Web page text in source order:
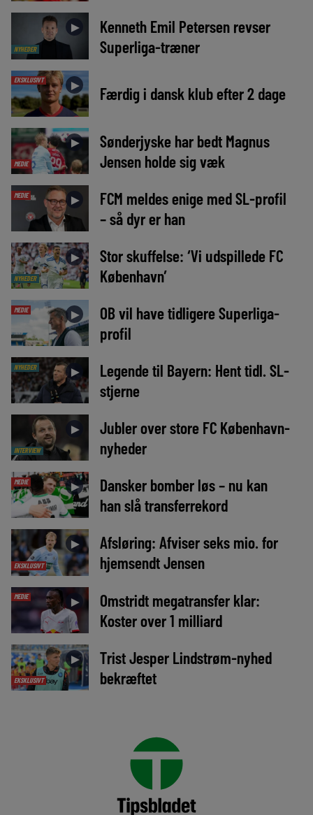
NYHEDER
►
Kenneth Emil Petersen revser
Superliga-træner
EKSKLUSIVT ► Færdig i dansk klub efter 2 dage
MEDIE
►
Sønderjyske har bedt Magnus
Jensen holde sig væk
MEDIE ►
FCM meldes enige med SL-profil
– så dyr er han
NYHEDER
►
Stor skuffelse: ‘Vi udspillede FC
København’
MEDIE ►
OB vil have tidligere Superliga-
profil
NYHEDER ►
Legende til Bayern: Hent tidl. SL-
stjerne
INTERVIEW
►
Jubler over store FC København-
nyheder
MEDIE ►
Dansker bomber løs – nu kan
han slå transferrekord
EKSKLUSIVT
►
Afsløring: Afviser seks mio. for
hjemsendt Jensen
MEDIE ►
Omstridt megatransfer klar:
Koster over 1 milliard
EKSKLUSIVT
►
Trist Jesper Lindstrøm-nyhed
bekræftet